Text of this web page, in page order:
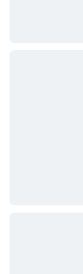
Tài sản